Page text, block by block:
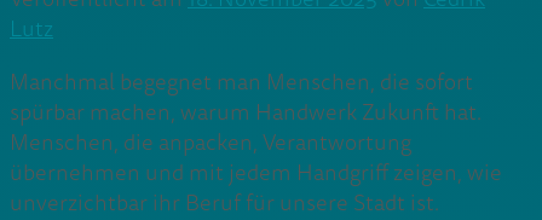
Lutz
Manchmal begegnet man Menschen, die sofort
spürbar machen, warum Handwerk Zukunft hat.
Menschen, die anpacken, Verantwortung
übernehmen und mit jedem Handgriff zeigen, wie
unverzichtbar ihr Beruf für unsere Stadt ist.